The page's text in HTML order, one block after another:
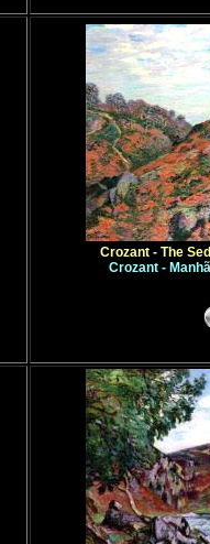
Crozant - The
Crozant -